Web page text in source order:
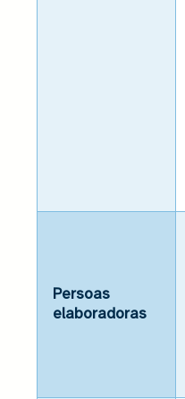
Persoas
elaboradoras